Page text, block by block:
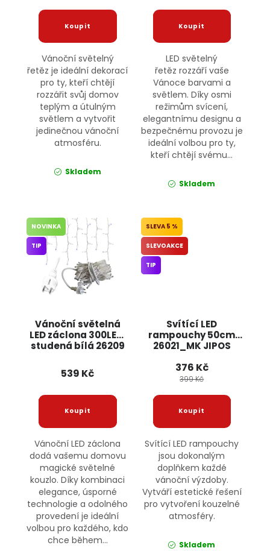
Vánoční světelný
řetěz je ideální dekorací
pro ty, kteří chtějí
rozzářit svůj domov
teplým a útulným
světlem a vytvořit
jedinečnou vánoční
atmosféru.
Skladem
LED světelný
řetěz rozzáří vaše
Vánoce barvami a
světlem. Díky osmi
režimům svícení,
elegantnímu designu a
bezpečnému provozu je
ideální volbou pro ty,
kteří chtějí svému...
Skladem
Vánoční světelná
LED záclona 300LED,
studená bílá 26209
NOVINKA
TIP
539 Kč
Vánoční LED záclona
dodá vašemu domovu
magické světelné
kouzlo. Díky kombinaci
elegance, úsporné
technologie a odolného
provedení je ideální
volbou pro každého, kdo
chce během...
Svítící LED
rampouchy 50cm
26021_MK JIPOS
5 %
SLEVOAKCE
TIP
376 Kč
399 Kč
Svítící LED rampouchy
jsou dokonalým
doplňkem každé
vánoční výzdoby.
Vytváří estetické řešení
pro vytvoření kouzelné
atmosféry.
Skladem